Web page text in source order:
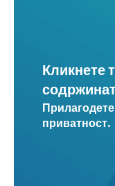
Кликнете
приватност.